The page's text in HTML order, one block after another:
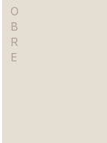
O
B
R
E